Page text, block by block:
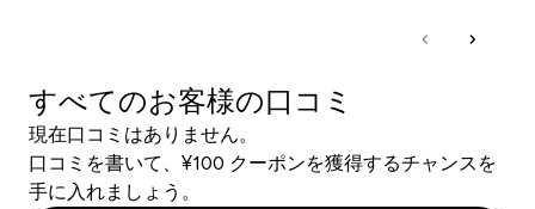
すべてのお客様の口コミ
現在口コミはありません。
口コミを書いて、¥100 クーポンを獲得するチャンスを
手に入れましょう。